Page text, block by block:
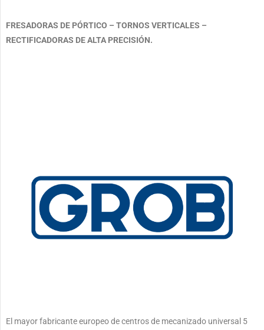
FRESADORAS DE PÓRTICO – TORNOS VERTICALES –
RECTIFICADORAS DE ALTA PRECISIÓN.
El mayor fabricante europeo de centros de mecanizado universal 5